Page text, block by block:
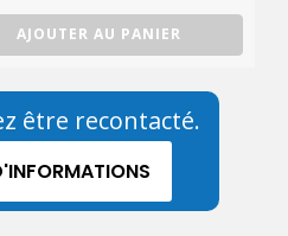
AJOUTER AU PANIER
être recontacté.